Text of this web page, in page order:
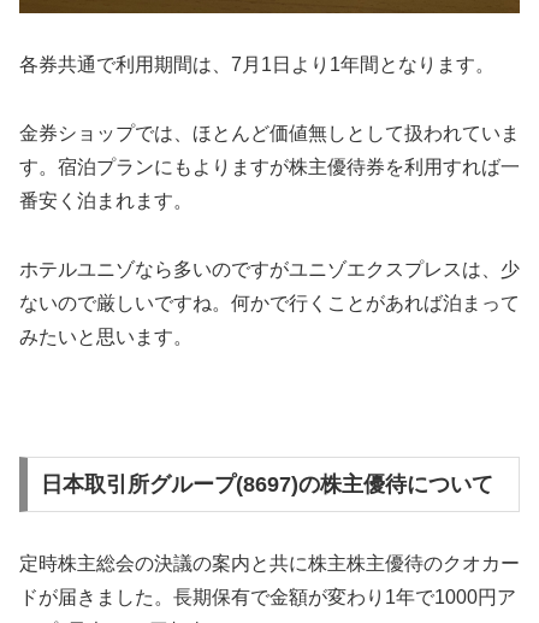
各券共通で利用期間は、7月1日より1年間となります。
金券ショップでは、ほとんど価値無しとして扱われていま
す。宿泊プランにもよりますが株主優待券を利用すれば一
番安く泊まれます。
ホテルユニゾなら多いのですがユニゾエクスプレスは、少
ないので厳しいですね。何かで行くことがあれば泊まって
みたいと思います。
日本取引所グループ(8697)の株主優待について
定時株主総会の決議の案内と共に株主株主優待のクオカー
ドが届きました。長期保有で金額が変わり1年で1000円ア